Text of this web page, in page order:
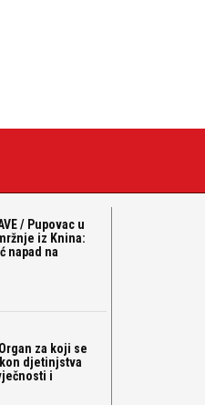
/ Pupovac u
iz Knina:
napad na
Organ za koji se
djetinjstva
i